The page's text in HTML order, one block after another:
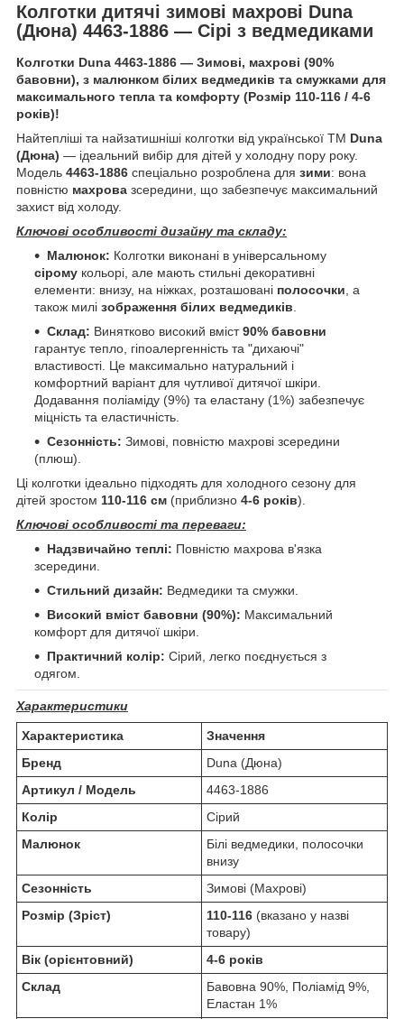
Колготки дитячі зимові махрові Duna
(Дюна) 4463-1886 — Сірі з ведмедиками
Колготки Duna 4463-1886 — Зимові, махрові (90%
бавовни), з малюнком білих ведмедиків та смужками для
максимального тепла та комфорту (Розмір 110-116 / 4-6
років)!
Найтепліші та найзатишніші колготки від української ТМ Duna
(Дюна) — ідеальний вибір для дітей у холодну пору року.
Модель 4463-1886 спеціально розроблена для зими: вона
повністю махрова зсередини, що забезпечує максимальний
захист від холоду.
Ключові особливості дизайну та складу:
Малюнок: Колготки виконані в універсальному
сірому кольорі, але мають стильні декоративні
елементи: внизу, на ніжках, розташовані полосочки, а
також милі зображення білих ведмедиків.
Склад: Винятково високий вміст90% бавовни
гарантує тепло, гіпоалергенність та "дихаючі"
властивості. Це максимально натуральний і
комфортний варіант для чутливої дитячої шкіри.
Додавання поліаміду (9%) та еластану (1%) забезпечує
міцність та еластичність.
Сезонність: Зимові, повністю махрові зсередини
(плюш).
Ці колготки ідеально підходять для холодного сезону для
дітей зростом 110-116 см (приблизно 4-6 років).
Ключові особливості та переваги:
Надзвичайно теплі: Повністю махрова в'язка
зсередини.
Стильний дизайн: Ведмедики та смужки.
Високий вміст бавовни (90%): Максимальний
комфорт для дитячої шкіри.
Практичний колір: Сірий, легко поєднується з
одягом.
Характеристики
Характеристика
Значення
Бренд
Duna (Дюна)
Артикул / Модель
4463-1886
Колір
Сірий
Малюнок
Білі ведмедики, полосочки
внизу
Сезонність
Зимові (Махрові)
Розмір (Зріст)
110-116 (вказано у назві
товару)
Вік (орієнтовний)
4-6 років
Склад
Бавовна 90%, Поліамід 9%,
Еластан 1%